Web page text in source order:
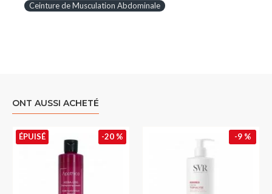
Ceinture de Musculation Abdominale
ONT AUSSI ACHETÉ
-20 %
ÉPUISÉ -9 %